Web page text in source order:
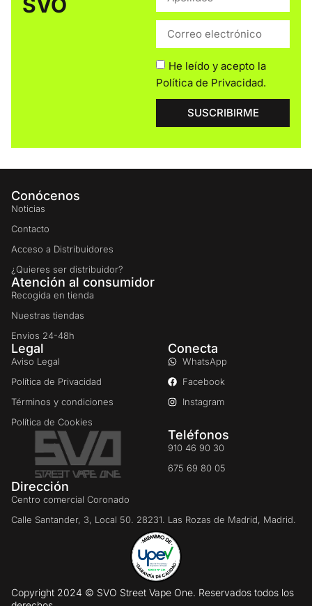
He leído y acepto la
Política de Privacidad.
SUSCRIBIRME
Conócenos
Noticias
Contacto
Acceso a Distribuidores
¿Quieres ser distribuidor?
Atención al consumidor
Recogida en tienda
Nuestras tiendas
Envíos 24-48h
Legal
Aviso Legal
Política de Privacidad
Términos y condiciones
Política de Cookies
Conecta
WhatsApp
Facebook
Instagram
Teléfonos
910 46 90 30
675 69 80 05
Dirección
Centro comercial Coronado
Calle Santander, 3, Local 50. 28231. Las Rozas de Madrid, Madrid.
Copyright 2024 © SVO Street Vape One. Reservados todos los